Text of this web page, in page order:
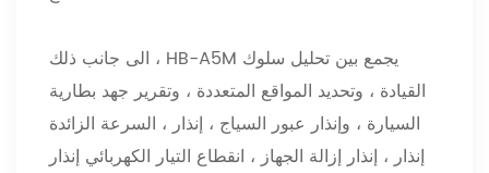
الى جانب ذلك ، HB-A5M يجمع بين تحليل سلوك
القيادة ، وتحديد المواقع المتعددة ، وتقرير جهد بطارية
السيارة ، وإنذار عبور السياج ، إنذار ، السرعة الزائدة
إنذار ، إنذار إزالة الجهاز ، انقطاع التيار الكهربائي إنذار